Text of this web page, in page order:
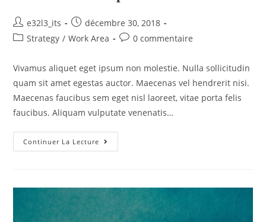
e32l3_its
décembre 30, 2018
Strategy / Work Area 0 commentaire
Vivamus aliquet eget ipsum non molestie. Nulla sollicitudin
quam sit amet egestas auctor. Maecenas vel hendrerit nisi.
Maecenas faucibus sem eget nisl laoreet, vitae porta felis
faucibus. Aliquam vulputate venenatis…
Continuer La Lecture